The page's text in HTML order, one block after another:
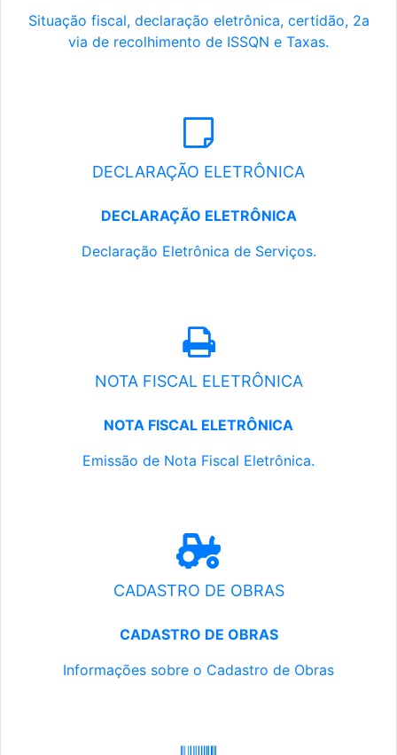
Situação fiscal, declaração eletrônica, certidão, 2a
via de recolhimento de ISSQN e Taxas.
DECLARAÇÃO ELETRÔNICA
DECLARAÇÃO ELETRÔNICA
Declaração Eletrônica de Serviços.
NOTA FISCAL ELETRÔNICA
NOTA FISCAL ELETRÔNICA
Emissão de Nota Fiscal Eletrônica.
CADASTRO DE OBRAS
CADASTRO DE OBRAS
Informações sobre o Cadastro de Obras